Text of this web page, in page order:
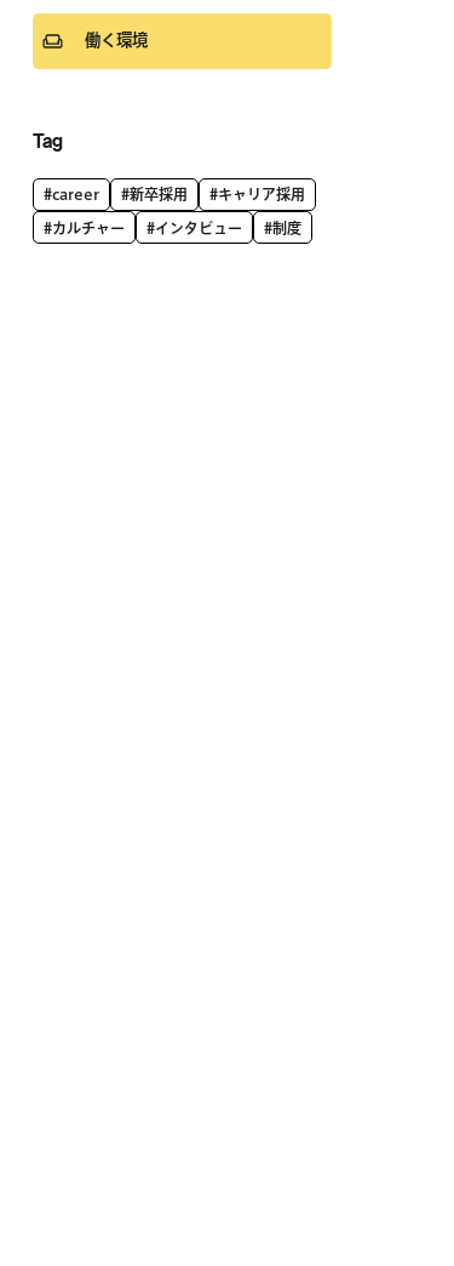
働く環境
Tag
#career #新卒採用 #キャリア採用
#カルチャー #インタビュー #制度